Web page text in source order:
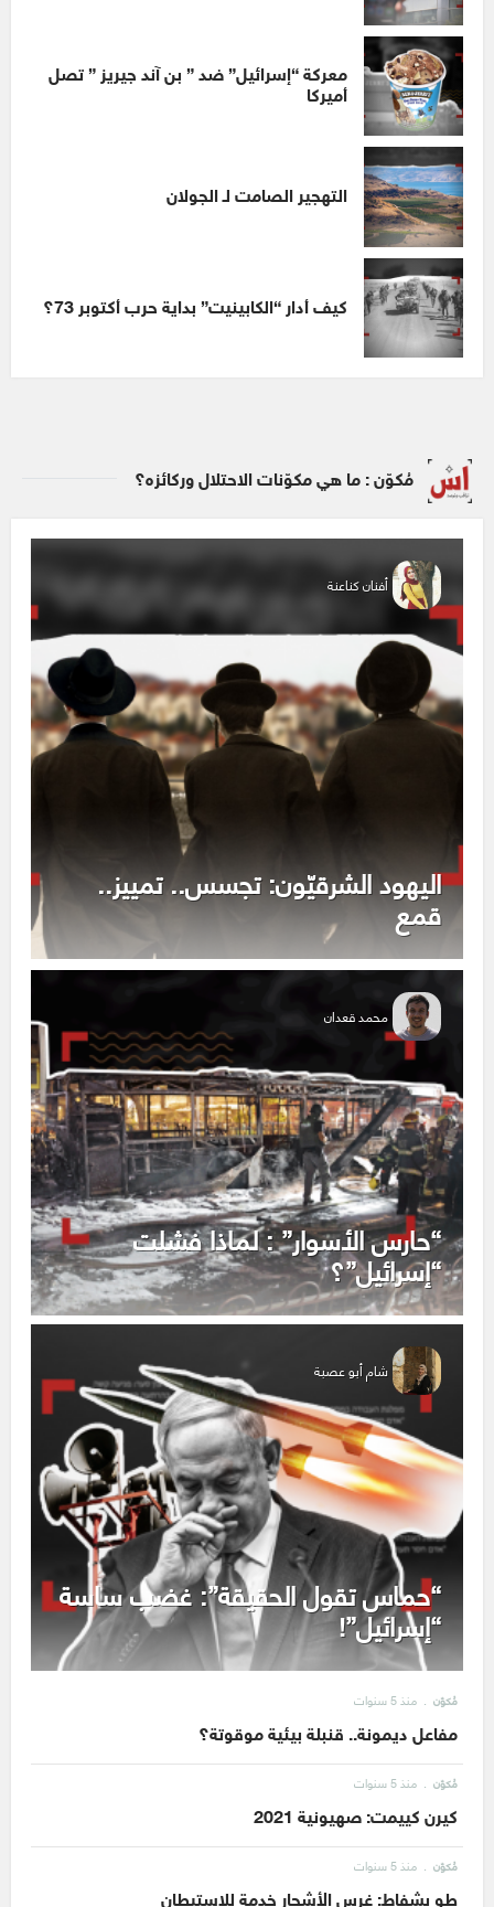
معركة “إسرائيل” ضد ” بن آند جيريز ” تصل
أميركا
التهجير الصامت لـ الجولان
كيف أدار “الكابينيت” بداية حرب أكتوبر 73؟
مُكوّن : ما هي مكوّنات الاحتلال وركائزه؟
أفنان كناعنة
اليهود الشرقيّون: تجسس.. تمييز..
قمع
محمد قعدان
“حارس الأسوار” : لماذا فشلت
“إسرائيل”؟
شام أبو عصبة
“حماس تقول الحقيقة”: غضب ساسة
“إسرائيل”!
مُكوّن منذ 5 سنوات
مفاعل ديمونة.. قنبلة بيئية موقوتة؟
مُكوّن منذ 5 سنوات
كيرن كييمت: صهيونية 2021
مُكوّن منذ 5 سنوات
طو بشفاط: غرس الأشجار خدمة للاستيطان